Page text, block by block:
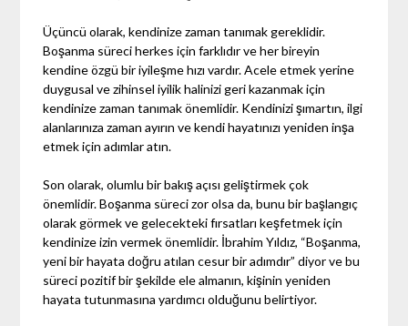
Üçüncü olarak, kendinize zaman tanımak gereklidir.
Boşanma süreci herkes için farklıdır ve her bireyin
kendine özgü bir iyileşme hızı vardır. Acele etmek yerine
duygusal ve zihinsel iyilik halinizi geri kazanmak için
kendinize zaman tanımak önemlidir. Kendinizi şımartın, ilgi
alanlarınıza zaman ayırın ve kendi hayatınızı yeniden inşa
etmek için adımlar atın.
Son olarak, olumlu bir bakış açısı geliştirmek çok
önemlidir. Boşanma süreci zor olsa da, bunu bir başlangıç
olarak görmek ve gelecekteki fırsatları keşfetmek için
kendinize izin vermek önemlidir. İbrahim Yıldız, “Boşanma,
yeni bir hayata doğru atılan cesur bir adımdır” diyor ve bu
süreci pozitif bir şekilde ele almanın, kişinin yeniden
hayata tutunmasına yardımcı olduğunu belirtiyor.